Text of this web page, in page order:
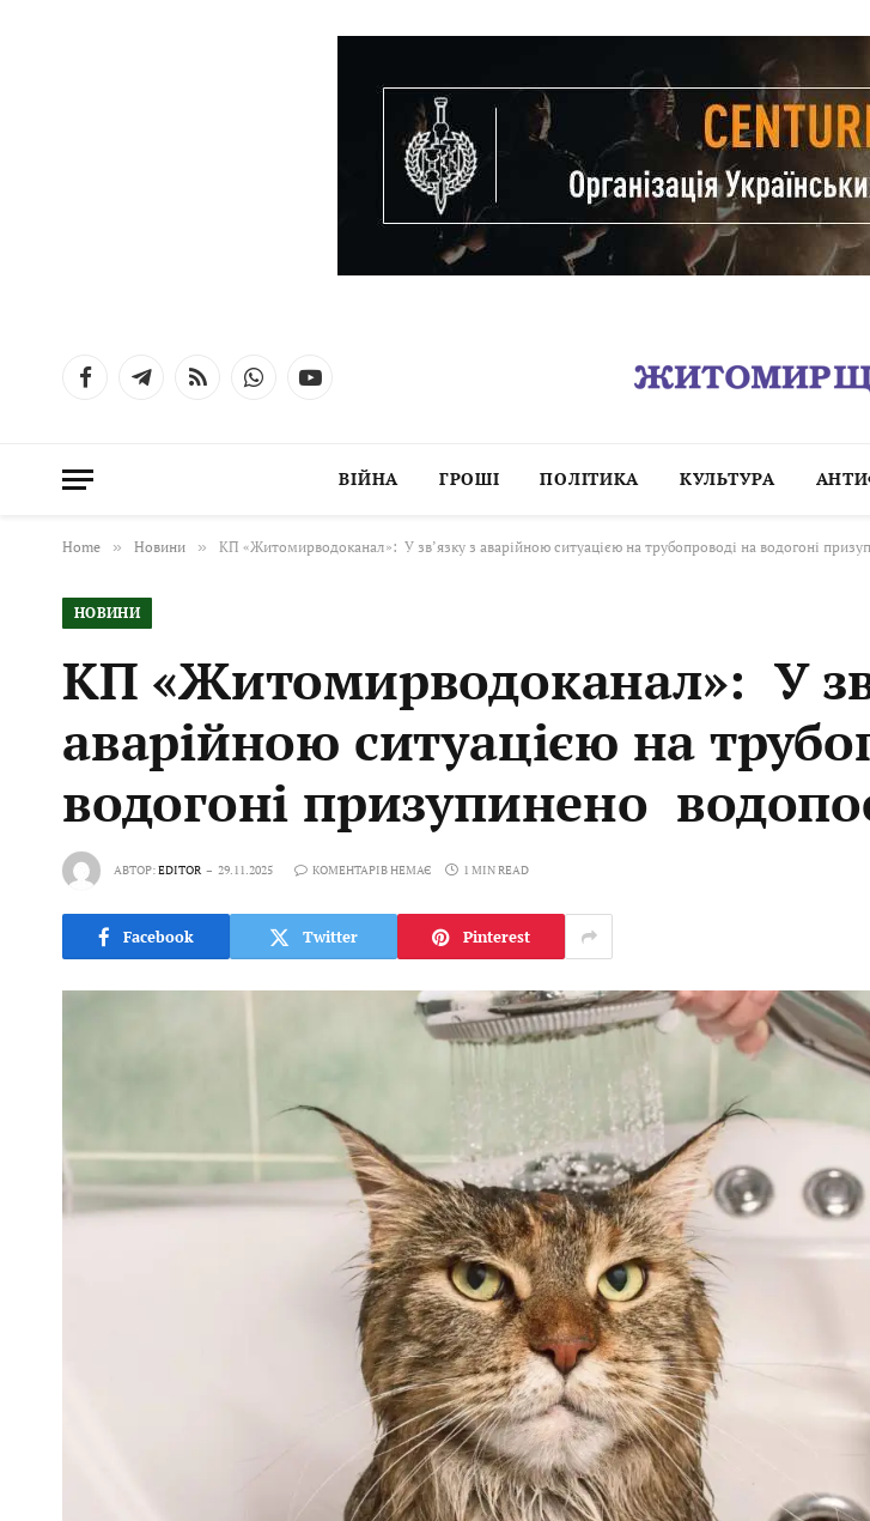
FacebookTelegramRSS WhatsAppYouTube
ВІЙНА ГРОШІ ПОЛІТИКА КУЛЬТУРА
Home » Новини » КП «Житомирводоканал»: У зв’язку з аварійною ситуацією на трубопроводі на водогоні
НОВИНИ
КП «Житомирводоканал»: У
аварійною ситуацією на
водогоні призупинено
АВТОР:EDITOR 29.11.2025 КОМЕНТАРІВ НЕМАЄ 1 MIN READ
Facebook Twitter Pinterest